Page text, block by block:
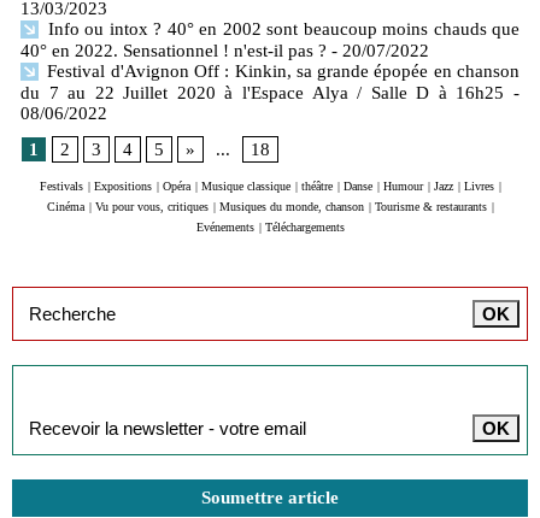
13/03/2023
Info ou intox ? 40° en 2002 sont beaucoup moins chauds que
40° en 2022. Sensationnel ! n'est-il pas ? - 20/07/2022
Festival d'Avignon Off : Kinkin, sa grande épopée en chanson
du 7 au 22 Juillet 2020 à l'Espace Alya / Salle D à 16h25 -
08/06/2022
1
2 3 4 5 » ... 18
Festivals Expositions Opéra Musique classique théâtre Danse Humour Jazz Livres
Cinéma
Vu pour vous, critiques Musiques du monde, chanson Tourisme & restaurants
Evénements
Téléchargements
Soumettre article